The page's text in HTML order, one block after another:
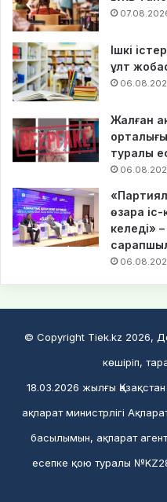
Ішкі
ұлт
Жалған
туралы
өзара
келеді»
© Copyright Tiek.kz 2026,
көшіріп,
18.03.2026 жылғы
ақпарат министрлігі
басылымын, ақпарат
есепке қою туралы